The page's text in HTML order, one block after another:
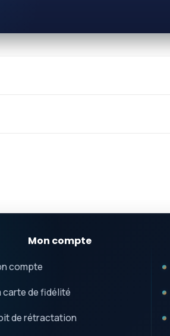
Mon compte
compte
carte de fidélité
de rétractation